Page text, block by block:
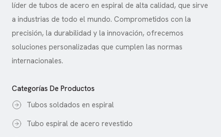
líder de tubos de acero en espiral de alta calidad, que sirve
a industrias de todo el mundo. Comprometidos con la
precisión, la durabilidad y la innovación, ofrecemos
soluciones personalizadas que cumplen las normas
internacionales.
Categorías De Productos
Tubos soldados en espiral
Tubo espiral de acero revestido